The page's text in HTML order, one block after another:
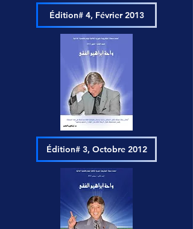
Édition# 4, Février 2013
Édition# 3, Octobre 2012